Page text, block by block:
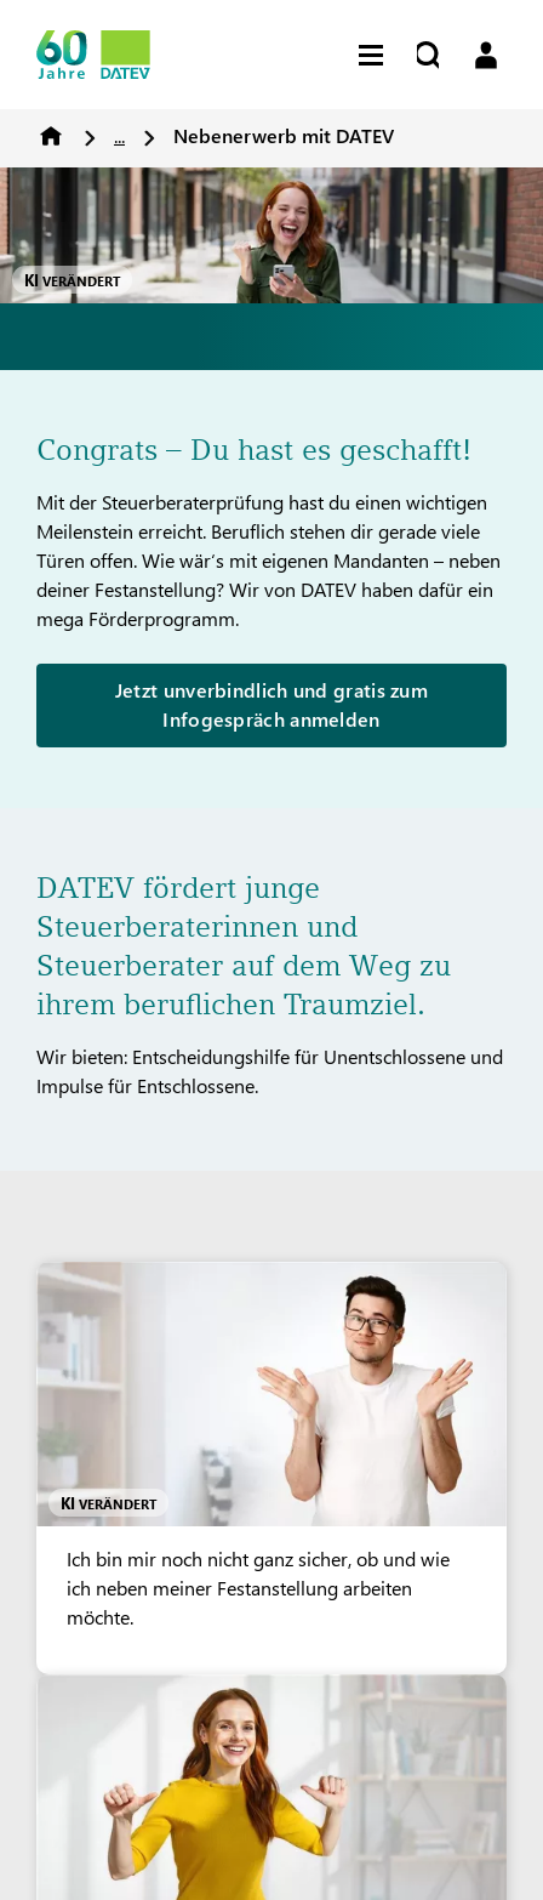
... Nebenerwerb mit DATEV
KI VERÄNDERT
Congrats – Du hast es geschafft!
Mit der Steuerberaterprüfung hast du einen wichtigen
Meilenstein erreicht. Beruflich stehen dir gerade viele
Türen offen. Wie wär‘s mit eigenen Mandanten – neben
deiner Festanstellung? Wir von DATEV haben dafür ein
mega Förderprogramm.
Jetzt unverbindlich und gratis zum
Infogespräch anmelden
DATEV fördert junge
Steuerberaterinnen und
Steuerberater auf dem Weg zu
ihrem beruflichen Traumziel.
Wir bieten: Entscheidungshilfe für Unentschlossene und
Impulse für Entschlossene.
KI VERÄNDERT
Ich bin mir noch nicht ganz sicher, ob und wie
ich neben meiner Festanstellung arbeiten
möchte.